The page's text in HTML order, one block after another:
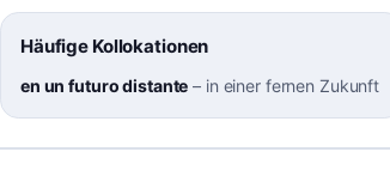
Häufige Kollokationen
en un futuro distante – in einer fernen Zukunft